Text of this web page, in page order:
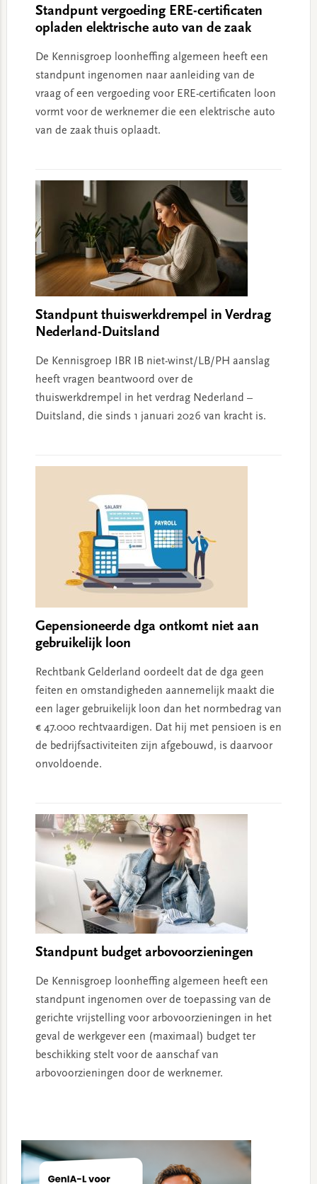
Standpunt vergoeding ERE-certificaten
opladen elektrische auto van de zaak
De Kennisgroep loonheffing algemeen heeft een
standpunt ingenomen naar aanleiding van de
vraag of een vergoeding voor ERE-certificaten loon
vormt voor de werknemer die een elektrische auto
van de zaak thuis oplaadt.
Standpunt thuiswerkdrempel in Verdrag
Nederland-Duitsland
De Kennisgroep IBR IB niet-winst/LB/PH aanslag
heeft vragen beantwoord over de
thuiswerkdrempel in het verdrag Nederland –
Duitsland, die sinds 1 januari 2026 van kracht is.
Gepensioneerde dga ontkomt niet aan
gebruikelijk loon
Rechtbank Gelderland oordeelt dat de dga geen
feiten en omstandigheden aannemelijk maakt die
een lager gebruikelijk loon dan het normbedrag van
€ 47.000 rechtvaardigen. Dat hij met pensioen is en
de bedrijfsactiviteiten zijn afgebouwd, is daarvoor
onvoldoende.
Standpunt budget arbovoorzieningen
De Kennisgroep loonheffing algemeen heeft een
standpunt ingenomen over de toepassing van de
gerichte vrijstelling voor arbovoorzieningen in het
geval de werkgever een (maximaal) budget ter
beschikking stelt voor de aanschaf van
arbovoorzieningen door de werknemer.
Sidebar